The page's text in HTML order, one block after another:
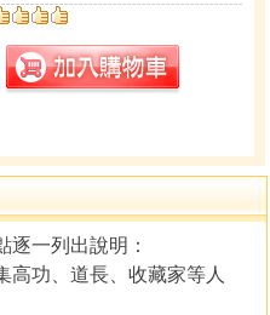
一列出說明：
高功、道長、收藏家等人